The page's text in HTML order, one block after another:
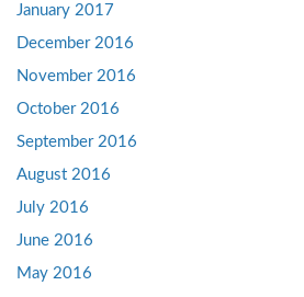
January 2017
December 2016
November 2016
October 2016
September 2016
August 2016
July 2016
June 2016
May 2016